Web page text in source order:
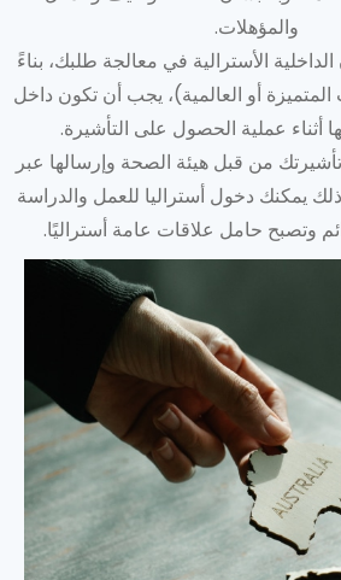
والمؤهلات.
الأسترالية في معالجة طلبك، بناءً
أو العالمية)، يجب أن تكون داخل
أثناء عملية الحصول على التأشيرة.
من قبل هيئة الصحة وإرسالها عبر
يمكنك دخول أستراليا للعمل والدراسة
وتصبح حامل علاقات عامة أستراليًا.